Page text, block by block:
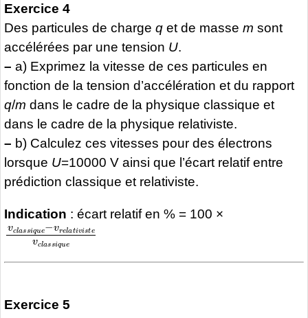
Exercice 4
Des particules de charge q et de masse m sont
accélérées par une tension U.
– a) Exprimez la vitesse de ces particules en
fonction de la tension d’accélération et du rapport
q/m dans le cadre de la physique classique et
dans le cadre de la physique relativiste.
– b) Calculez ces vitesses pour des électrons
lorsque U=10000 V ainsi que l’écart relatif entre
prédiction classique et relativiste.
Indication : écart relatif en % = 100 ×
vclassique−v
Exercice 5